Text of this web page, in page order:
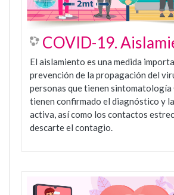
COVID-19.
El aislamiento es una medida
prevención de la propagación del
personas que tienen sintomatología
tienen confirmado el diagnóstico y
activa, así como los contactos
descarte el contagio.